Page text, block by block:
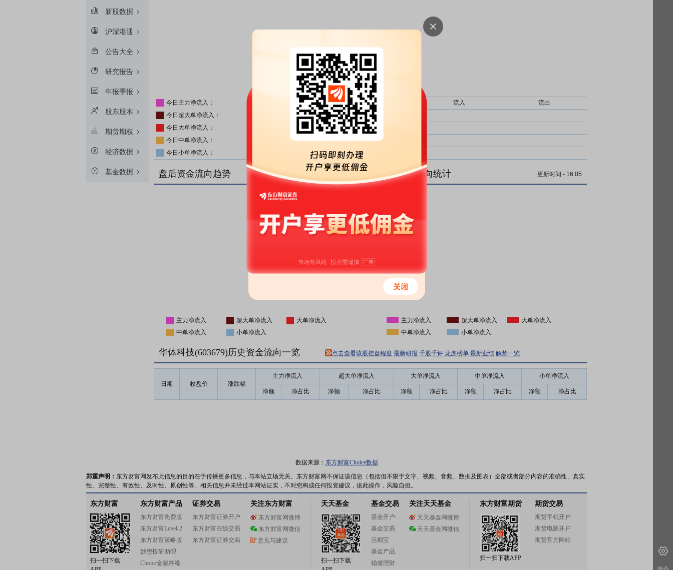
新股数据
沪深港通
公告大全
研究报告
年报季报
股东股本
期货期权
经济数据
基金数据
今日主力净流入：
主力净比：
今日超大单净流入：
超大单净比：
今日大单净流入：
大单净比：
今日中单净流入：
中单净比：
今日小单净流入：
流入
流出
盘后资金流向趋势
主力净流入 超大单净流入
大单净流入
中单净流入
小单净流入
盘后资金流向统计 更新时间 - 16:05
主力净流入 超大单净流入
大单净流入
中单净流入
小单净流入
华体科技(603679)历史资金流向一览 点击查看该股控盘程度 最新研报 千股千评 龙虎榜单 最新业绩 解禁一览
日期 收盘价 涨跌幅
主力净流入 超大单净流入 大单净流入 中单净流入 小单净流入
净额 净占比 净额 净占比 净额 净占比 净额 净占比 净额 净占比
数据来源： 东方财富Choice数据
郑重声明： 东方财富网发布此信息的目的在于传播更多信息，与本站立场无关。东方财富网不保证该信息（包括但不限于文字、视频、音频、数据及图表）全部或者部分内容的准确性、真实
性、完整性、有效性、及时性、原创性等。相关信息并未经过本网站证实，不对您构成任何投资建议，据此操作，风险自担。
东方财富
扫一扫下载
东方财富产品
东方财富免费版
东方财富Level-2
东方财富策略版
妙想投研助理
Choice金融终端
证券交易
东方财富证券开户
东方财富在线交易
东方财富证券交易
关注东方财富
东方财富网微博
东方财富网微信
意见与建议
天天基金
扫一扫下载
基金交易
基金开户
基金交易
活期宝
基金产品
稳健理财
关注天天基金
天天基金网微博
天天基金网微信
东方财富期货
扫一扫下载APP
期货交易
期货手机开户
期货电脑开户
期货官方网站